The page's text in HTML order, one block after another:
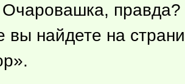
Очаровашка, правда?
вы найдете на